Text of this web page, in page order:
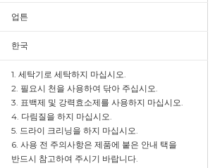
업튼
한국
1. 세탁기로 세탁하지 마십시오.
2. 필요시 천을 사용하여 닦아 주십시오.
3. 표백제 및 강력효소제를 사용하지 마십시오.
4. 다림질을 하지 마십시오.
5. 드라이 크리닝을 하지 마십시오.
6. 사용 전 주의사항은 제품에 붙은 안내 택을
반드시 참고하여 주시기 바랍니다.